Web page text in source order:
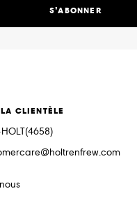
S’ABONNER
CLIENTÈLE